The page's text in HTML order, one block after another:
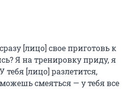
[лицо] свое приготовь к
Я на тренировку приду, я
тебя [лицо] разлетится,
смеяться — у тебя все